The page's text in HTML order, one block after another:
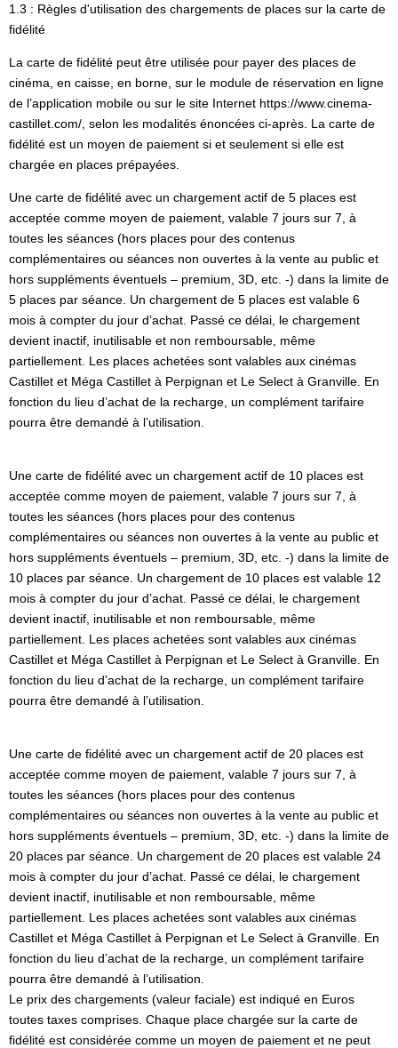
1.3 : Règles d'utilisation des chargements de places sur la carte de
fidélité
La carte de fidélité peut être utilisée pour payer des places de
cinéma, en caisse, en borne, sur le module de réservation en ligne
de l’application mobile ou sur le site Internet https://www.cinema-
castillet.com/, selon les modalités énoncées ci-après. La carte de
fidélité est un moyen de paiement si et seulement si elle est
chargée en places prépayées.
Une carte de fidélité avec un chargement actif de 5 places est
acceptée comme moyen de paiement, valable 7 jours sur 7, à
toutes les séances (hors places pour des contenus
complémentaires ou séances non ouvertes à la vente au public et
hors suppléments éventuels – premium, 3D, etc. -) dans la limite de
5 places par séance. Un chargement de 5 places est valable 6
mois à compter du jour d’achat. Passé ce délai, le chargement
devient inactif, inutilisable et non remboursable, même
partiellement. Les places achetées sont valables aux cinémas
Castillet et Méga Castillet à Perpignan et Le Select à Granville. En
fonction du lieu d’achat de la recharge, un complément tarifaire
pourra être demandé à l’utilisation.
Une carte de fidélité avec un chargement actif de 10 places est
acceptée comme moyen de paiement, valable 7 jours sur 7, à
toutes les séances (hors places pour des contenus
complémentaires ou séances non ouvertes à la vente au public et
hors suppléments éventuels – premium, 3D, etc. -) dans la limite de
10 places par séance. Un chargement de 10 places est valable 12
mois à compter du jour d’achat. Passé ce délai, le chargement
devient inactif, inutilisable et non remboursable, même
partiellement. Les places achetées sont valables aux cinémas
Castillet et Méga Castillet à Perpignan et Le Select à Granville. En
fonction du lieu d’achat de la recharge, un complément tarifaire
pourra être demandé à l’utilisation.
Une carte de fidélité avec un chargement actif de 20 places est
acceptée comme moyen de paiement, valable 7 jours sur 7, à
toutes les séances (hors places pour des contenus
complémentaires ou séances non ouvertes à la vente au public et
hors suppléments éventuels – premium, 3D, etc. -) dans la limite de
20 places par séance. Un chargement de 20 places est valable 24
mois à compter du jour d’achat. Passé ce délai, le chargement
devient inactif, inutilisable et non remboursable, même
partiellement. Les places achetées sont valables aux cinémas
Castillet et Méga Castillet à Perpignan et Le Select à Granville. En
fonction du lieu d’achat de la recharge, un complément tarifaire
pourra être demandé à l’utilisation.
Le prix des chargements (valeur faciale) est indiqué en Euros
toutes taxes comprises. Chaque place chargée sur la carte de
fidélité est considérée comme un moyen de paiement et ne peut